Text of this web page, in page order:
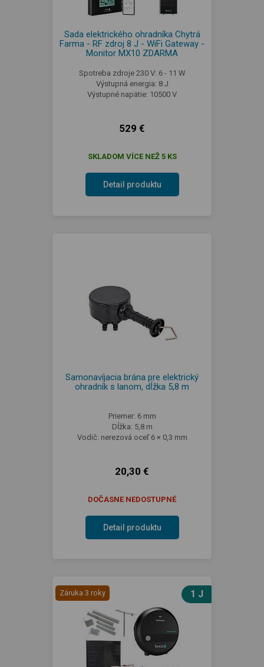
Sada elektrického ohradníka Chytrá
Farma - RF zdroj 8 J - WiFi Gateway -
Monitor MX10 ZDARMA
Spotreba zdroje 230 V: 6 - 11 W
Výstupná energia: 8 J
Výstupné napätie: 10500 V
529 €
SKLADOM VÍCE NEŽ 5 KS
Detail produktu
Samonavíjacia brána pre elektrický
ohradník s lanom, dĺžka 5,8 m
Priemer: 6 mm
Dĺžka: 5,8 m
Vodič: nerezová oceľ 6 × 0,3 mm
20,30 €
DOČASNE NEDOSTUPNÉ
Detail produktu
Záruka 3 roky 1 J